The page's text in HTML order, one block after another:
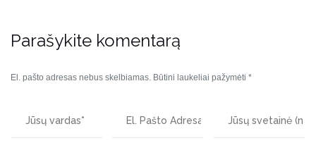
Parašykite komentarą
El. pašto adresas nebus skelbiamas. Būtini laukeliai pažymėti *